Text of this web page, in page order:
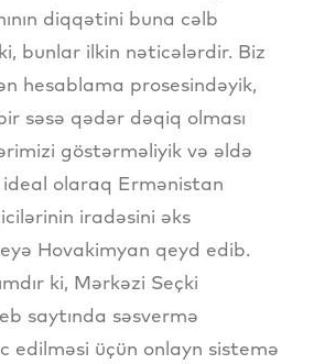
diqqətini buna cəlb
bunlar ilkin nəticələrdir. Biz
hesablama prosesindəyik,
səsə qədər dəqiq olması
göstərməliyik və əldə
olaraq Ermənistan
iradəsini əks
Hovakimyan qeyd edib.
ki, Mərkəzi Seçki
saytında səsvermə
edilməsi üçün onlayn sistemə